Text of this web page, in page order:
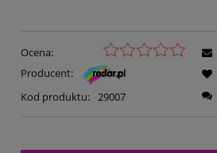
Ocena:
Producent:
Kod produktu: 29007